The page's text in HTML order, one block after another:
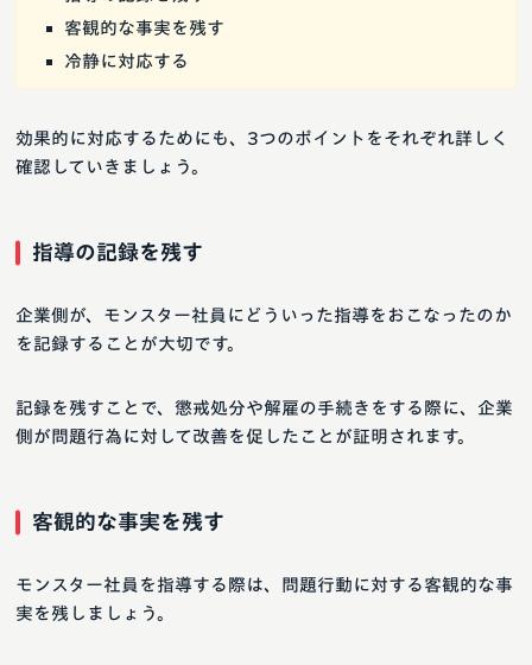
客観的な事実を残す
冷静に対応する
効果的に対応するためにも、3つのポイントをそれぞれ詳しく
確認していきましょう。
指導の記録を残す
企業側が、モンスター社員にどういった指導をおこなったのか
を記録することが大切です。
記録を残すことで、懲戒処分や解雇の手続きをする際に、企業
側が問題行為に対して改善を促したことが証明されます。
客観的な事実を残す
モンスター社員を指導する際は、問題行動に対する客観的な事
実を残しましょう。